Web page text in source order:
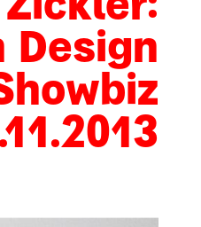
Design
11.2013